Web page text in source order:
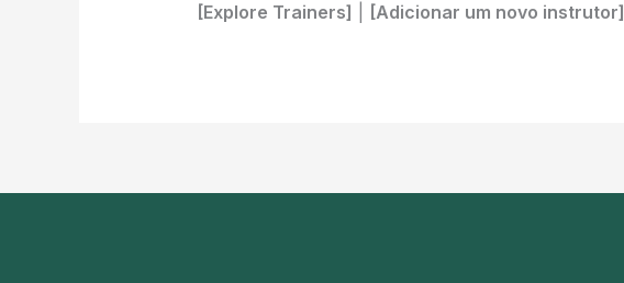
[Explore Trainers] [Adicionar um novo instrutor]